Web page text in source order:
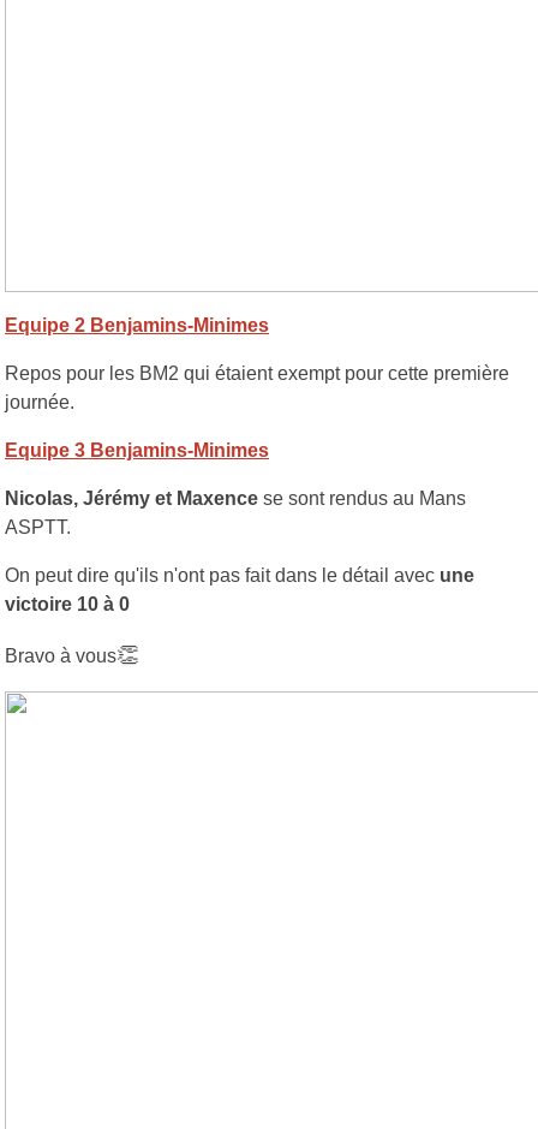
Equipe 2 Benjamins-Minimes
Repos pour les BM2 qui étaient exempt pour cette première
journée.
Equipe 3 Benjamins-Minimes
Nicolas, Jérémy et Maxence se sont rendus au Mans
ASPTT.
On peut dire qu'ils n'ont pas fait dans le détail avec une
victoire 10 à 0
Bravo à vous👏